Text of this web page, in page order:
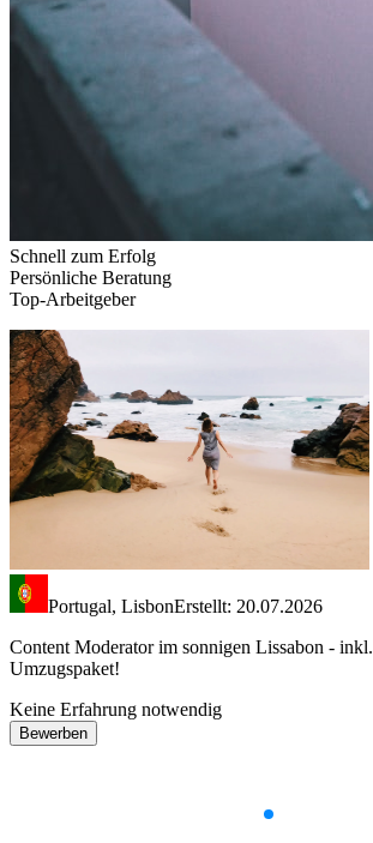
Schnell zum Erfolg
Persönliche Beratung
Top-Arbeitgeber
Portugal, LisbonErstellt: 20.07.2026
Content Moderator im sonnigen Lissabon - inkl.
Umzugspaket!
Keine Erfahrung notwendig
Bewerben